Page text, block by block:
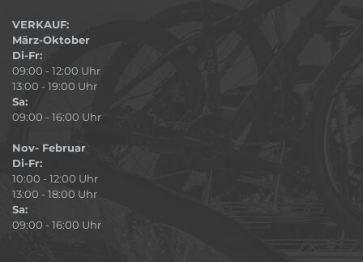
VERKAUF:
März-Oktober
Di-Fr:
09:00 - 12:00 Uhr
13:00 - 19:00 Uhr
Sa:
09:00 - 16:00 Uhr
Nov- Februar
Di-Fr:
10:00 - 12:00 Uhr
13:00 - 18:00 Uhr
Sa:
09:00 - 16:00 Uhr